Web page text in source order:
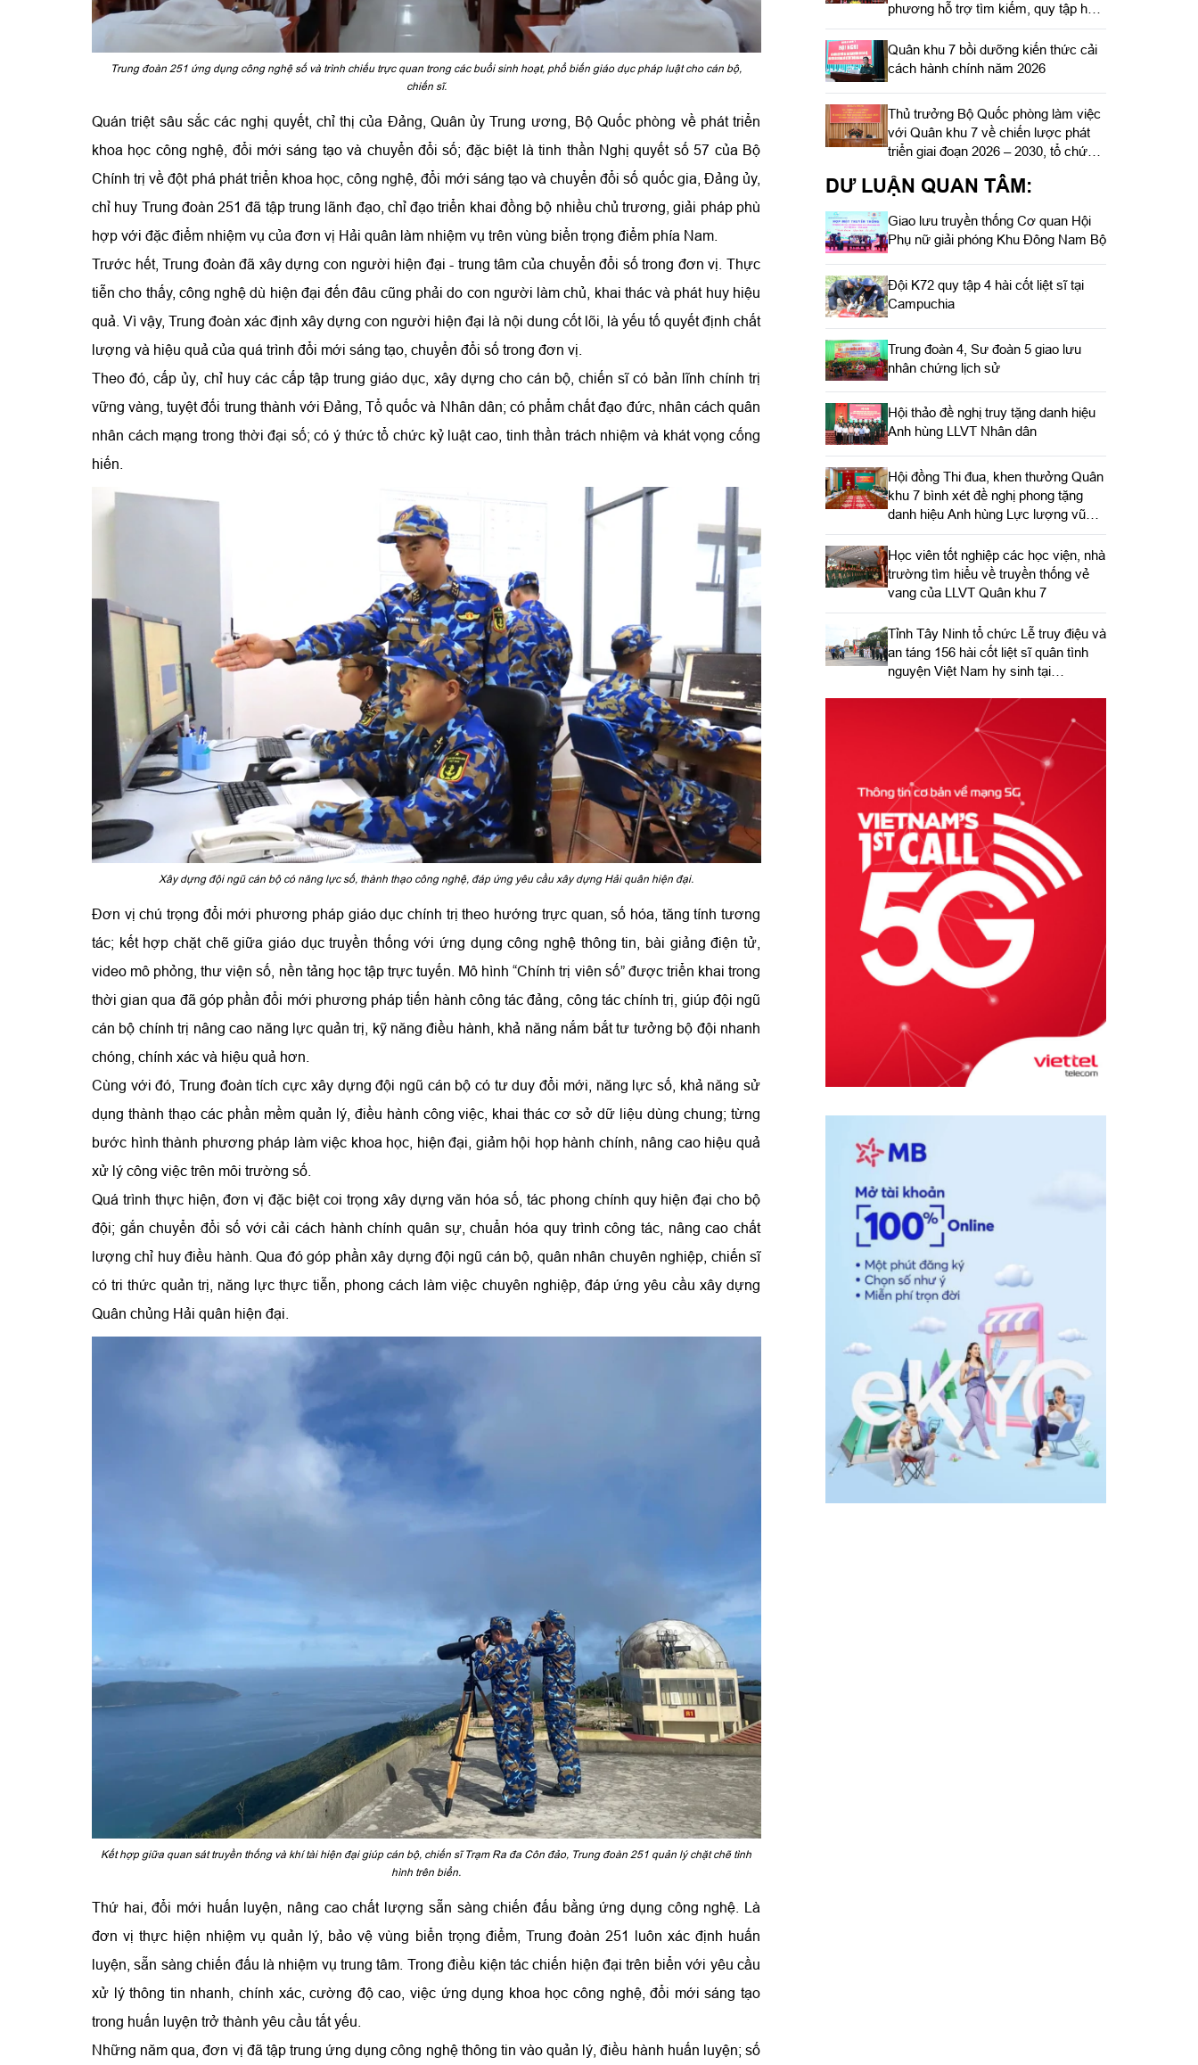
Trung đoàn 251 ứng dụng công nghệ số và trình chiếu trực quan trong các buổi sinh hoạt, phổ biến giáo dục pháp luật cho cán bộ,
chiến sĩ.
Quán triệt sâu sắc các nghị quyết, chỉ thị của Đảng, Quân ủy Trung ương, Bộ Quốc phòng về phát triển
khoa học công nghệ, đổi mới sáng tạo và chuyển đổi số; đặc biệt là tinh thần Nghị quyết số 57 của Bộ
Chính trị về đột phá phát triển khoa học, công nghệ, đổi mới sáng tạo và chuyển đổi số quốc gia, Đảng ủy,
chỉ huy Trung đoàn 251 đã tập trung lãnh đạo, chỉ đạo triển khai đồng bộ nhiều chủ trương, giải pháp phù
hợp với đặc điểm nhiệm vụ của đơn vị Hải quân làm nhiệm vụ trên vùng biển trọng điểm phía Nam.
Trước hết, Trung đoàn đã xây dựng con người hiện đại - trung tâm của chuyển đổi số trong đơn vị. Thực
tiễn cho thấy, công nghệ dù hiện đại đến đâu cũng phải do con người làm chủ, khai thác và phát huy hiệu
quả. Vì vậy, Trung đoàn xác định xây dựng con người hiện đại là nội dung cốt lõi, là yếu tố quyết định chất
lượng và hiệu quả của quá trình đổi mới sáng tạo, chuyển đổi số trong đơn vị.
Theo đó, cấp ủy, chỉ huy các cấp tập trung giáo dục, xây dựng cho cán bộ, chiến sĩ có bản lĩnh chính trị
vững vàng, tuyệt đối trung thành với Đảng, Tổ quốc và Nhân dân; có phẩm chất đạo đức, nhân cách quân
nhân cách mạng trong thời đại số; có ý thức tổ chức kỷ luật cao, tinh thần trách nhiệm và khát vọng cống
hiến.
Xây dựng đội ngũ cán bộ có năng lực số, thành thạo công nghệ, đáp ứng yêu cầu xây dựng Hải quân hiện đại.
Đơn vị chú trọng đổi mới phương pháp giáo dục chính trị theo hướng trực quan, số hóa, tăng tính tương
tác; kết hợp chặt chẽ giữa giáo dục truyền thống với ứng dụng công nghệ thông tin, bài giảng điện tử,
video mô phỏng, thư viện số, nền tảng học tập trực tuyến. Mô hình “Chính trị viên số” được triển khai trong
thời gian qua đã góp phần đổi mới phương pháp tiến hành công tác đảng, công tác chính trị, giúp đội ngũ
cán bộ chính trị nâng cao năng lực quản trị, kỹ năng điều hành, khả năng nắm bắt tư tưởng bộ đội nhanh
chóng, chính xác và hiệu quả hơn.
Cùng với đó, Trung đoàn tích cực xây dựng đội ngũ cán bộ có tư duy đổi mới, năng lực số, khả năng sử
dụng thành thạo các phần mềm quản lý, điều hành công việc, khai thác cơ sở dữ liệu dùng chung; từng
bước hình thành phương pháp làm việc khoa học, hiện đại, giảm hội họp hành chính, nâng cao hiệu quả
xử lý công việc trên môi trường số.
Quá trình thực hiện, đơn vị đặc biệt coi trọng xây dựng văn hóa số, tác phong chính quy hiện đại cho bộ
đội; gắn chuyển đổi số với cải cách hành chính quân sự, chuẩn hóa quy trình công tác, nâng cao chất
lượng chỉ huy điều hành. Qua đó góp phần xây dựng đội ngũ cán bộ, quân nhân chuyên nghiệp, chiến sĩ
có tri thức quản trị, năng lực thực tiễn, phong cách làm việc chuyên nghiệp, đáp ứng yêu cầu xây dựng
Quân chủng Hải quân hiện đại.
Kết hợp giữa quan sát truyền thống và khí tài hiện đại giúp cán bộ, chiến sĩ Trạm Ra đa Côn đảo, Trung đoàn 251 quản lý chặt chẽ tình
hình trên biển.
Thứ hai, đổi mới huấn luyện, nâng cao chất lượng sẵn sàng chiến đấu bằng ứng dụng công nghệ. Là
đơn vị thực hiện nhiệm vụ quản lý, bảo vệ vùng biển trọng điểm, Trung đoàn 251 luôn xác định huấn
luyện, sẵn sàng chiến đấu là nhiệm vụ trung tâm. Trong điều kiện tác chiến hiện đại trên biển với yêu cầu
xử lý thông tin nhanh, chính xác, cường độ cao, việc ứng dụng khoa học công nghệ, đổi mới sáng tạo
trong huấn luyện trở thành yêu cầu tất yếu.
Những năm qua, đơn vị đã tập trung ứng dụng công nghệ thông tin vào quản lý, điều hành huấn luyện; số
phương hỗ trợ tìm kiếm, quy tập hài
cốt liệt sĩ
Quân khu 7 bồi dưỡng kiến thức cải
cách hành chính năm 2026
Thủ trưởng Bộ Quốc phòng làm việc
với Quân khu 7 về chiến lược phát
triển giai đoạn 2026 – 2030, tổ chức,
DƯ LUẬN QUAN TÂM:
Giao lưu truyền thống Cơ quan Hội
Phụ nữ giải phóng Khu Đông Nam Bộ
Đội K72 quy tập 4 hài cốt liệt sĩ tại
Campuchia
Trung đoàn 4, Sư đoàn 5 giao lưu
nhân chứng lịch sử
Hội thảo đề nghị truy tặng danh hiệu
Anh hùng LLVT Nhân dân
Hội đồng Thi đua, khen thưởng Quân
khu 7 bình xét đề nghị phong tặng
danh hiệu Anh hùng Lực lượng vũ
trang nhân dân
Học viên tốt nghiệp các học viện, nhà
trường tìm hiểu về truyền thống vẻ
vang của LLVT Quân khu 7
​Tỉnh Tây Ninh tổ chức Lễ truy điệu và
an táng 156 hài cốt liệt sĩ quân tình
nguyện Việt Nam hy sinh tại